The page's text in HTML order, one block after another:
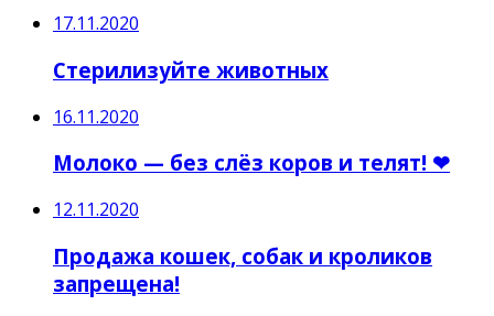
17.11.2020
Стерилизуйте животных
16.11.2020
Молоко — без слёз коров и телят! ❤
12.11.2020
Продажа кошек, собак и кроликов
запрещена!